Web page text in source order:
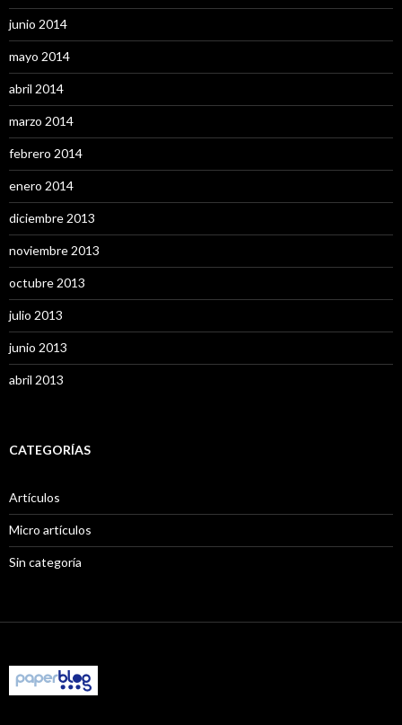
junio 2014
mayo 2014
abril 2014
marzo 2014
febrero 2014
enero 2014
diciembre 2013
noviembre 2013
octubre 2013
julio 2013
junio 2013
abril 2013
CATEGORÍAS
Artículos
Micro artículos
Sin categoría